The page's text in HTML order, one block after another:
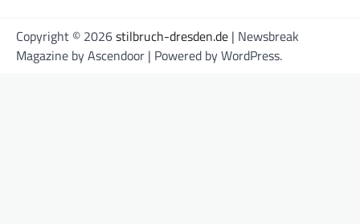
Copyright © 2026stilbruch-dresden.de | Newsbreak
Magazine byAscendoor | Powered byWordPress.